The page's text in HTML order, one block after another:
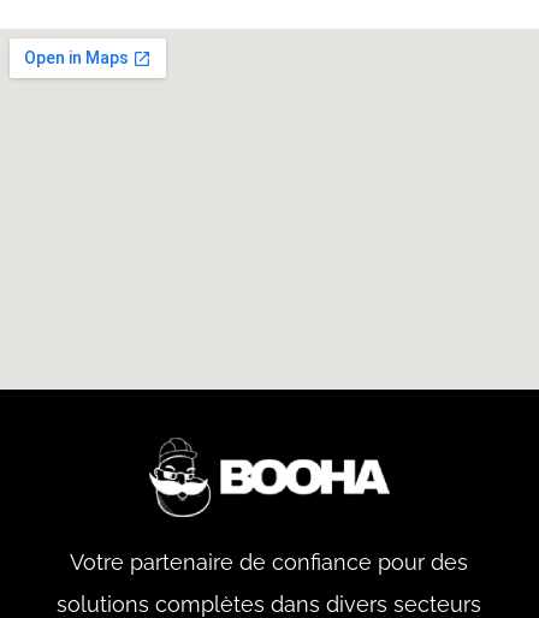
Votre partenaire de confiance pour des
solutions complètes dans divers secteurs